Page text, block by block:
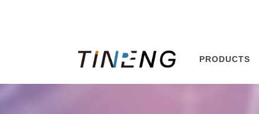
PRODUCTS